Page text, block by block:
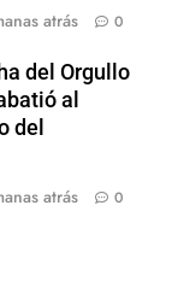
atrás 0
del Orgullo
al
del
atrás 0